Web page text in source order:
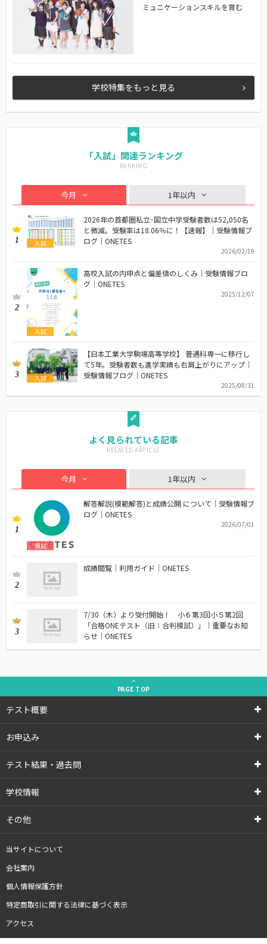
ミュニケーションスキルを育む
学校特集をもっと見る
「入試」関連ランキング
今月 1年以内
1 入試
2026年の首都圏私立･国立中学受験者数は52,050名
と微減。受験率は18.06％に！【速報】｜受験情報ブ
ログ｜ONETES
2026/02/19
2
入試
高校入試の内申点と偏差値のしくみ｜受験情報ブロ
グ｜ONETES
2025/12/07
3 入試
【日本工業大学駒場高等学校】 普通科専一に移行し
て5年。受験者数も進学実績も右肩上がりにアップ｜
受験情報ブログ｜ONETES
2025/08/31
よく見られている記事
今月 1年以内
1
模試
解答解説(模範解答)と成績公開 について｜受験情報ブ
ログ｜ONETES
2026/07/01
2
成績閲覧｜利用ガイド｜ONETES
3
7/30（木）より受付開始！ 小６第3回小５第2回
「合格ONEテスト（旧：合判模試）」｜重要なお知
らせ｜ONETES
PAGE TOP
テスト概要
お申込み
テスト結果・過去問
学校情報
その他
当サイトについて
会社案内
個人情報保護方針
特定商取引に関する法律に基づく表示
アクセス